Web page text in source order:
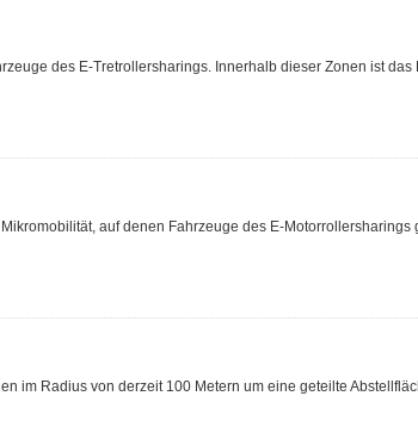
des E-Tretrollersharings. Innerhalb dieser Zonen ist das
auf denen Fahrzeuge des E-Motorrollersharings
im Radius von derzeit 100 Metern um eine geteilte